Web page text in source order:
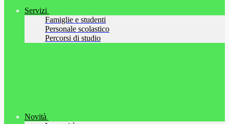
Servizi
Famiglie e studenti
Personale scolastico
Percorsi di studio
Novità